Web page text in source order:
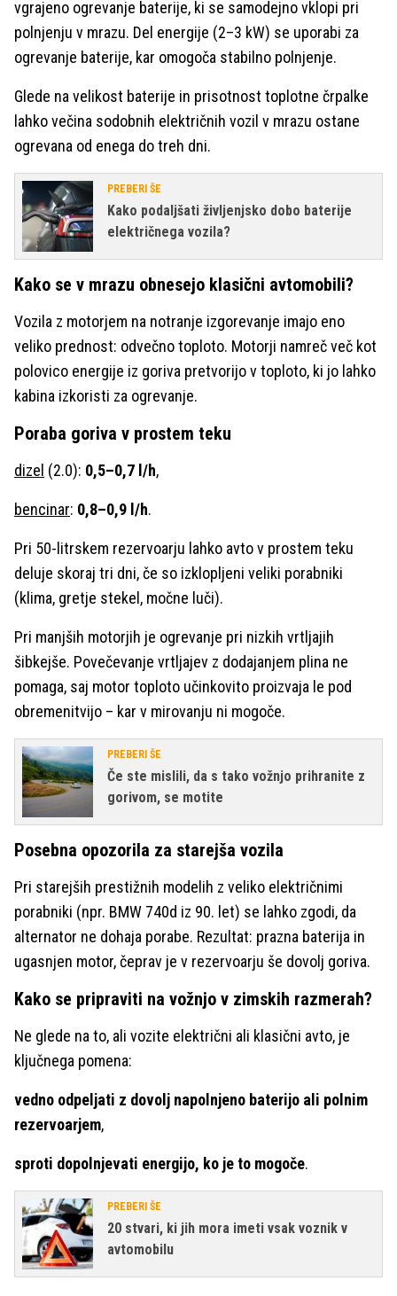
vgrajeno ogrevanje baterije, ki se samodejno vklopi pri
polnjenju v mrazu. Del energije (2–3 kW) se uporabi za
ogrevanje baterije, kar omogoča stabilno polnjenje.
Glede na velikost baterije in prisotnost toplotne črpalke
lahko večina sodobnih električnih vozil v mrazu ostane
ogrevana od enega do treh dni.
PREBERI ŠE
Kako podaljšati življenjsko dobo baterije
električnega vozila?
Kako se v mrazu obnesejo klasični avtomobili?
Vozila z motorjem na notranje izgorevanje imajo eno
veliko prednost: odvečno toploto. Motorji namreč več kot
polovico energije iz goriva pretvorijo v toploto, ki jo lahko
kabina izkoristi za ogrevanje.
Poraba goriva v prostem teku
dizel (2.0): 0,5–0,7 l/h,
bencinar: 0,8–0,9 l/h.
Pri 50-litrskem rezervoarju lahko avto v prostem teku
deluje skoraj tri dni, če so izklopljeni veliki porabniki
(klima, gretje stekel, močne luči).
Pri manjših motorjih je ogrevanje pri nizkih vrtljajih
šibkejše. Povečevanje vrtljajev z dodajanjem plina ne
pomaga, saj motor toploto učinkovito proizvaja le pod
obremenitvijo – kar v mirovanju ni mogoče.
PREBERI ŠE
Če ste mislili, da s tako vožnjo prihranite z
gorivom, se motite
Posebna opozorila za starejša vozila
Pri starejših prestižnih modelih z veliko električnimi
porabniki (npr. BMW 740d iz 90. let) se lahko zgodi, da
alternator ne dohaja porabe. Rezultat: prazna baterija in
ugasnjen motor, čeprav je v rezervoarju še dovolj goriva.
Kako se pripraviti na vožnjo v zimskih razmerah?
Ne glede na to, ali vozite električni ali klasični avto, je
ključnega pomena:
vedno odpeljati z dovolj napolnjeno baterijo ali polnim
rezervoarjem,
sproti dopolnjevati energijo, ko je to mogoče.
PREBERI ŠE
20 stvari, ki jih mora imeti vsak voznik v
avtomobilu